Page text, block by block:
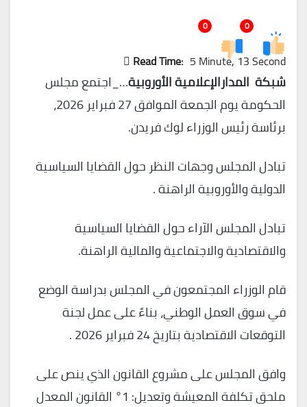
0
0
Read Time: 5 Minute, 13 Second
شبكة المدارالإعلامية الأوروبية…_اجتمع مجلس
الحكومة يوم الجمعة الموافق 27 فبراير 2026،
برئاسة رئيس الوزراء لوك فريدن.
تبادل المجلس وجهات النظر حول القضايا السياسية
الدولية والأوروبية الراهنة .
تبادل المجلس الآراء حول القضايا السياسية
والاقتصادية والاجتماعية والمالية الراهنة.
قام الوزراء المجتمعون في المجلس بدراسة الوضع
في سوق العمل الوطني، بناءً على عمل لجنة
التوقعات الاقتصادية بتاريخ 24 فبراير 2026 .
وافق المجلس على مشروع القانون الذي ينص على
ملحق تكلفة المعيشة وتعديل: 1° القانون المعدل